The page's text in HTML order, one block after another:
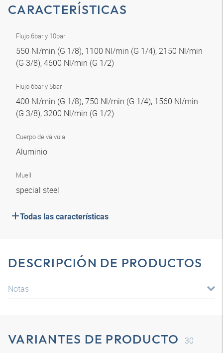
CARACTERÍSTICAS
Flujo 6bar y 10bar
550 Nl/min (G 1/8), 1100 Nl/min (G 1/4), 2150 Nl/min
(G 3/8), 4600 Nl/min (G 1/2)
Flujo 6bar y 5bar
400 Nl/min (G 1/8), 750 Nl/min (G 1/4), 1560 Nl/min
(G 3/8), 3200 Nl/min (G 1/2)
Cuerpo de válvula
Aluminio
Muell
special steel
Todas las características
DESCRIPCIÓN DE PRODUCTOS
Notas
VARIANTES DE PRODUCTO 30